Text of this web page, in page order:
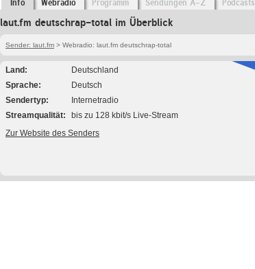
Info Webradio Programm Sendungen A-Z Podcasts
laut.fm deutschrap-total im Überblick
Sender: laut.fm > Webradio: laut.fm deutschrap-total
Land
Deutschland
Sprache
Deutsch
Sendertyp
Internetradio
Streamqualität
bis zu 128 kbit/s Live-Stream
Zur Website des Senders